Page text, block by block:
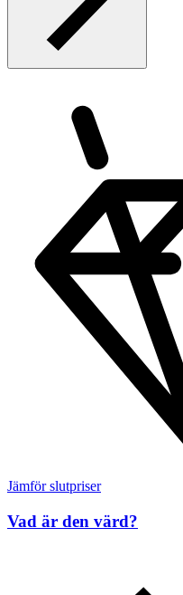
Jämför slutpriser
Vad är den värd?